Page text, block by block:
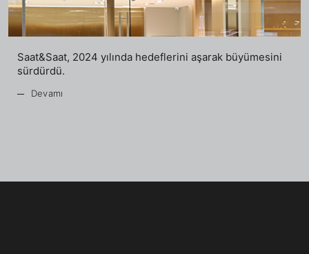
Saat&Saat, 2024 yılında hedeflerini aşarak büyümesini
sürdürdü.
Devamı